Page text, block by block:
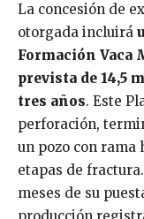
La concesión de
otorgada incluirá
Formación Vaca
prevista de 14,5
tres años. Este
perforación,
un pozo con rama
etapas de
meses de su